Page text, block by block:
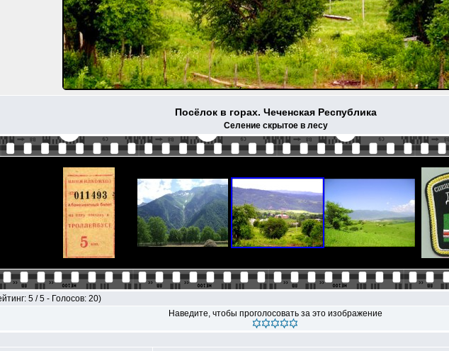
Посёлок в горах. Чеченская Республика
Селение скрытое в лесу
5 / 5 - Голосов: 20)
Наведите, чтобы проголосовать за это изображение